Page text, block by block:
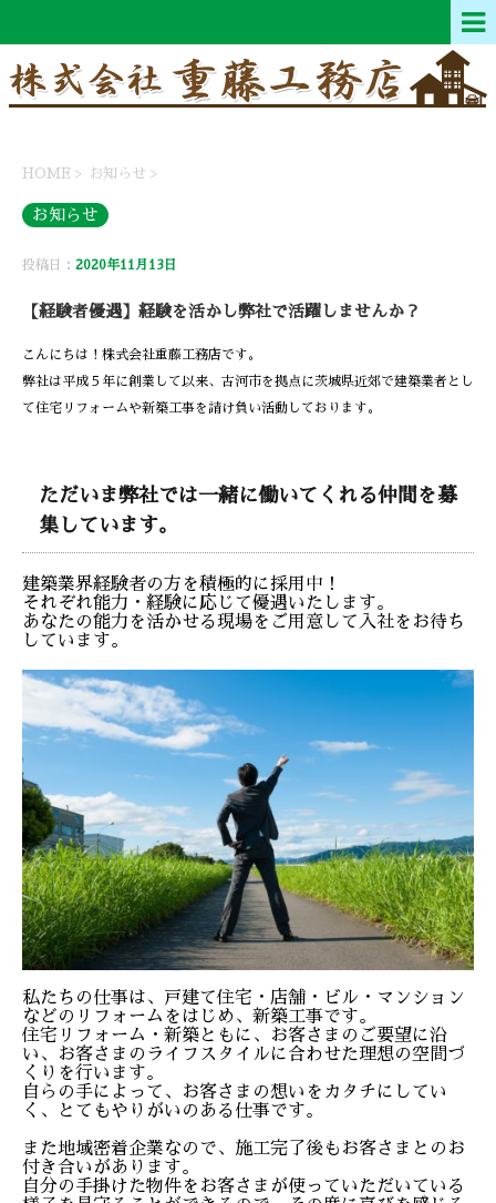
HOME > お知らせ >
お知らせ
投稿日： 2020年11月13日
【経験者優遇】経験を活かし弊社で活躍しませんか？
こんにちは！株式会社重藤工務店です。
弊社は平成５年に創業して以来、古河市を拠点に茨城県近郊で建築業者とし
て住宅リフォームや新築工事を請け負い活動しております。
ただいま弊社では一緒に働いてくれる仲間を募
集しています。
建築業界経験者の方を積極的に採用中！
それぞれ能力・経験に応じて優遇いたします。
あなたの能力を活かせる現場をご用意して入社をお待ち
しています。
私たちの仕事は、戸建て住宅・店舗・ビル・マンション
などのリフォームをはじめ、新築工事です。
住宅リフォーム・新築ともに、お客さまのご要望に沿
い、お客さまのライフスタイルに合わせた理想の空間づ
くりを行います。
自らの手によって、お客さまの想いをカタチにしてい
く、とてもやりがいのある仕事です。
また地域密着企業なので、施工完了後もお客さまとのお
付き合いがあります。
自分の手掛けた物件をお客さまが使っていただいている